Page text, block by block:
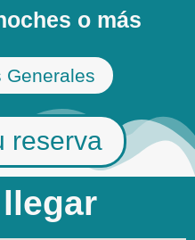
o más
Generales
reserva